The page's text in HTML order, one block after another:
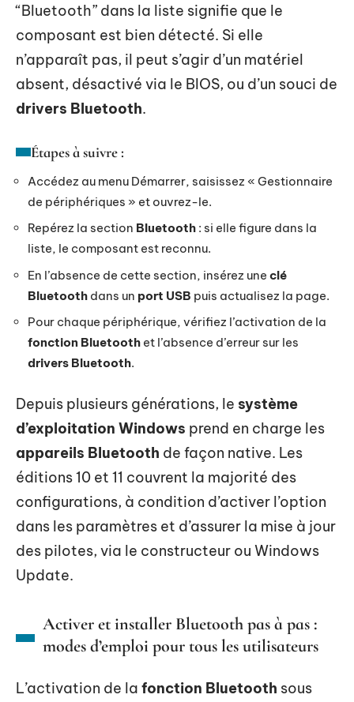
“Bluetooth” dans la liste signifie que le
composant est bien détecté. Si elle
n’apparaît pas, il peut s’agir d’un matériel
absent, désactivé via le BIOS, ou d’un souci de
drivers Bluetooth.
Étapes à suivre :
Accédez au menu Démarrer, saisissez « Gestionnaire
de périphériques » et ouvrez-le.
Repérez la section Bluetooth : si elle figure dans la
liste, le composant est reconnu.
En l’absence de cette section, insérez une clé
Bluetooth dans un port USB puis actualisez la page.
Pour chaque périphérique, vérifiez l’activation de la
fonction Bluetooth et l’absence d’erreur sur les
drivers Bluetooth.
Depuis plusieurs générations, le système
d’exploitation Windows prend en charge les
appareils Bluetooth de façon native. Les
éditions 10 et 11 couvrent la majorité des
configurations, à condition d’activer l’option
dans les paramètres et d’assurer la mise à jour
des pilotes, via le constructeur ou Windows
Update.
Activer et installer Bluetooth pas à pas :
modes d’emploi pour tous les utilisateurs
L’activation de la fonction Bluetooth sous